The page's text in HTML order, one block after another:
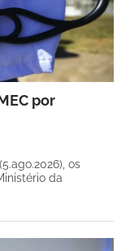
por
os
da